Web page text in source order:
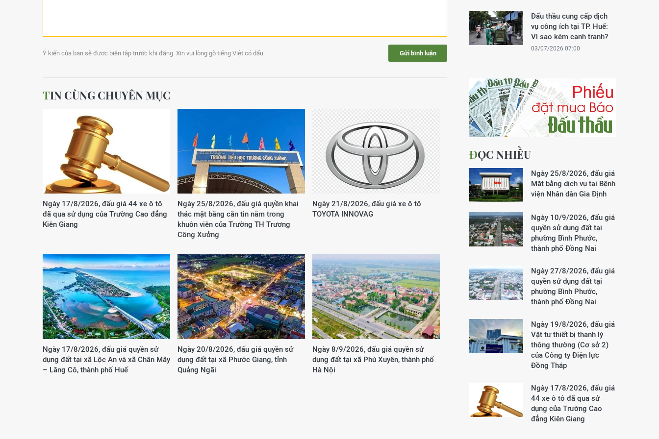
Ý kiến của bạn sẽ được biên tập trước khi đăng. Xin vui lòng gõ tiếng Việt có dấu Gửi bình luận
TIN CÙNG CHUYÊN MỤC
Ngày 17/8/2026, đấu giá 44 xe ô tô
đã qua sử dụng của Trường Cao đẳng
Kiên Giang
Ngày 25/8/2026, đấu giá quyền khai
thác mặt bằng căn tin nằm trong
khuôn viên của Trường TH Trương
Công Xưởng
Ngày 21/8/2026, đấu giá xe ô tô
TOYOTA INNOVAG
Ngày 17/8/2026, đấu giá quyền sử
dụng đất tại xã Lộc An và xã Chân Mây
– Lăng Cô, thành phố Huế
Ngày 20/8/2026, đấu giá quyền sử
dụng đất tại xã Phước Giang, tỉnh
Quảng Ngãi
Ngày 8/9/2026, đấu giá quyền sử
dụng đất tại xã Phú Xuyên, thành phố
Hà Nội
Đấu thầu cung cấp dịch
vụ công ích tại TP. Huế:
Vì sao kém cạnh tranh?
03/07/2026 07:00
ĐỌC NHIỀU
Ngày 25/8/2026, đấu giá
Mặt bằng dịch vụ tại Bệnh
viện Nhân dân Gia Định
Ngày 10/9/2026, đấu giá
quyền sử dụng đất tại
phường Bình Phước,
thành phố Đồng Nai
Ngày 27/8/2026, đấu giá
quyền sử dụng đất tại
phường Bình Phước,
thành phố Đồng Nai
Ngày 19/8/2026, đấu giá
Vật tư thiết bị thanh lý
thông thường (Cơ sở 2)
của Công ty Điện lực
Đồng Tháp
Ngày 17/8/2026, đấu giá
44 xe ô tô đã qua sử
dụng của Trường Cao
đẳng Kiên Giang